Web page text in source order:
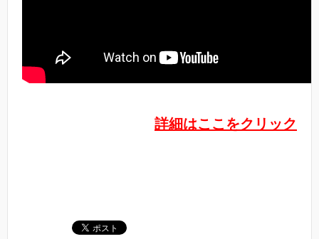
詳細はここをクリック